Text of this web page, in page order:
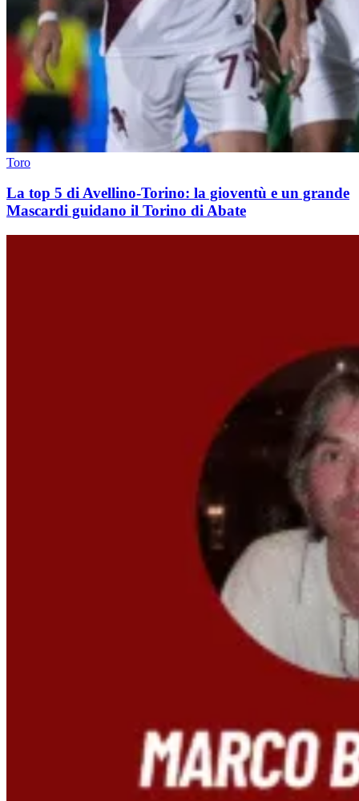
Toro
La top 5 di Avellino-Torino: la gioventù e un grande
Mascardi guidano il Torino di Abate